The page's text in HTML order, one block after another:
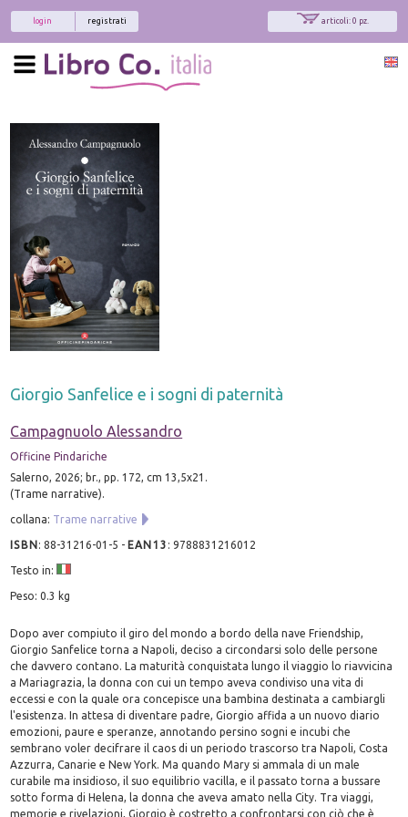
articoli: 0 pz.
registrati
login
Giorgio Sanfelice e i sogni di paternità
Campagnuolo Alessandro
Officine Pindariche
Salerno, 2026; br., pp. 172, cm 13,5x21.
(Trame narrative).
collana: Trame narrative
ISBN:88-31216-01-5 - EAN13 :9788831216012
Testo in:
Peso: 0.3 kg
Dopo aver compiuto il giro del mondo a bordo della nave Friendship,
Giorgio Sanfelice torna a Napoli, deciso a circondarsi solo delle persone
che davvero contano. La maturità conquistata lungo il viaggio lo riavvicina
a Mariagrazia, la donna con cui un tempo aveva condiviso una vita di
eccessi e con la quale ora concepisce una bambina destinata a cambiargli
l'esistenza. In attesa di diventare padre, Giorgio affida a un nuovo diario
emozioni, paure e speranze, annotando persino sogni e incubi che
sembrano voler decifrare il caos di un periodo trascorso tra Napoli, Costa
Azzurra, Canarie e New York. Ma quando Mary si ammala di un male
curabile ma insidioso, il suo equilibrio vacilla, e il passato torna a bussare
sotto forma di Helena, la donna che aveva amato nella City. Tra viaggi,
memorie e rivelazioni, Giorgio è costretto a confrontarsi con ciò che è